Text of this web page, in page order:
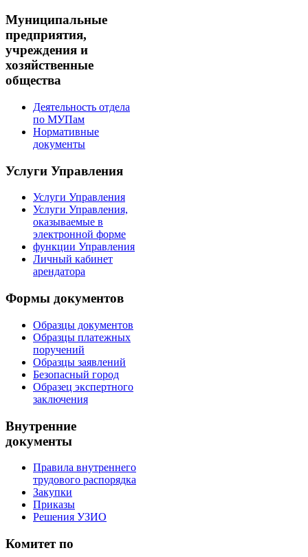
Муниципальные
предприятия,
учреждения и
хозяйственные
общества
Деятельность отдела
по МУПам
Нормативные
документы
Услуги Управления
Услуги Управления
Услуги Управления,
оказываемые в
электронной форме
функции Управления
Личный кабинет
арендатора
Формы документов
Образцы документов
Образцы платежных
поручений
Образцы заявлений
Безопасный город
Образец экспертного
заключения
Внутренние
документы
Правила внутреннего
трудового распорядка
Закупки
Приказы
Решения УЗИО
Комитет по